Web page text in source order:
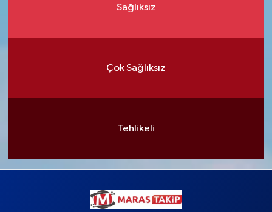
Sağlıksız
Çok Sağlıksız
Tehlikeli